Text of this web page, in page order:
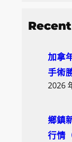
a
加拿
手術
2026
鄉鎮
行情